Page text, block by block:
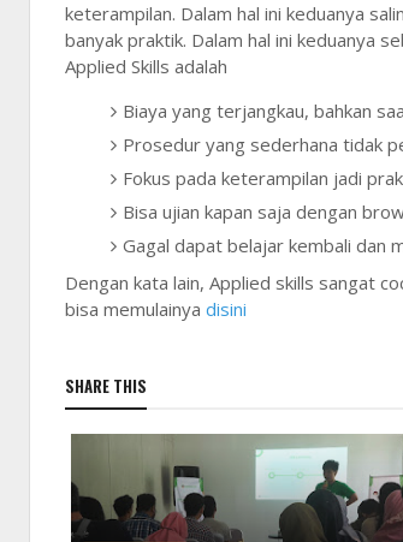
keterampilan. Dalam hal ini keduanya
banyak praktik. Dalam hal ini keduanya
Applied Skills adalah
Biaya yang terjangkau, bahkan
Prosedur yang sederhana tidak
Fokus pada keterampilan jadi
Bisa ujian kapan saja dengan
Gagal dapat belajar kembali dan
Dengan kata lain, Applied skills sangat
bisa memulainya disini
SHARE THIS